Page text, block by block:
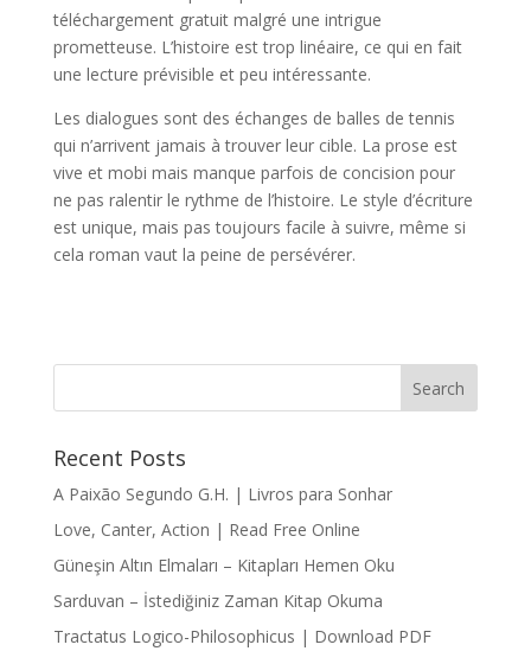
téléchargement gratuit malgré une intrigue
prometteuse. L’histoire est trop linéaire, ce qui en fait
une lecture prévisible et peu intéressante.
Les dialogues sont des échanges de balles de tennis
qui n’arrivent jamais à trouver leur cible. La prose est
vive et mobi mais manque parfois de concision pour
ne pas ralentir le rythme de l’histoire. Le style d’écriture
est unique, mais pas toujours facile à suivre, même si
cela roman vaut la peine de persévérer.
Recent Posts
A Paixão Segundo G.H. | Livros para Sonhar
Love, Canter, Action | Read Free Online
Güneşin Altın Elmaları – Kitapları Hemen Oku
Sarduvan – İstediğiniz Zaman Kitap Okuma
Tractatus Logico-Philosophicus | Download PDF